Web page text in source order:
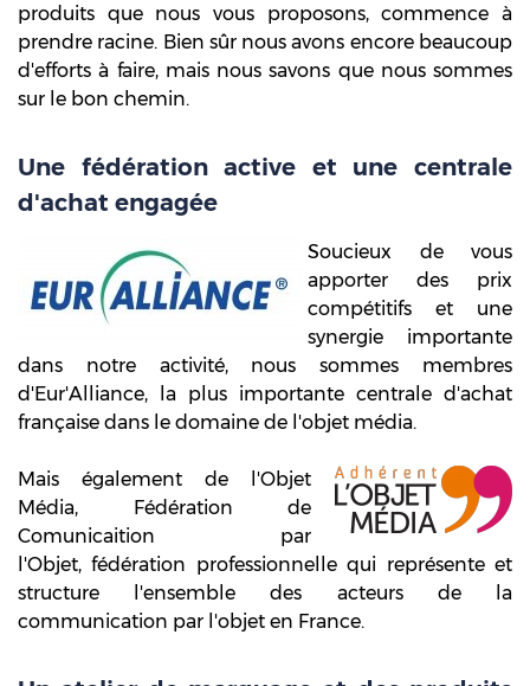
produits que nous vous proposons, commence à
prendre racine. Bien sûr nous avons encore beaucoup
d'efforts à faire, mais nous savons que nous sommes
sur le bon chemin.
Une fédération active et une centrale
d'achat engagée
Soucieux de vous
apporter des prix
compétitifs et une
synergie importante
dans notre activité, nous sommes membres
d'Eur'Alliance, la plus importante centrale d'achat
française dans le domaine de l'objet média.
Mais également de l'Objet
Média, Fédération de
Comunicaition par
l'Objet, fédération professionnelle qui représente et
structure l'ensemble des acteurs de la
communication par l'objet en France.